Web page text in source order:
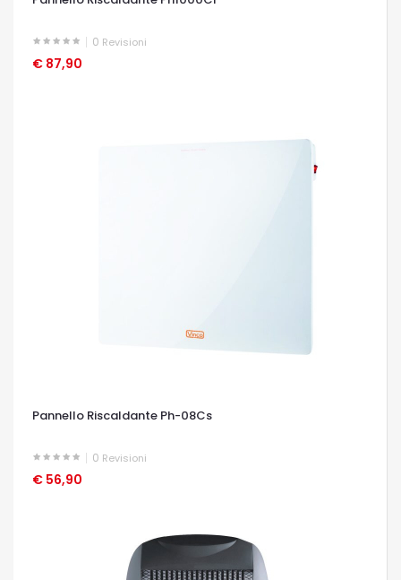
0 Revisioni
€ 87,90
OCCHIATA VELOCE
Pannello Riscaldante Ph-08Cs
0 Revisioni
€ 56,90
OCCHIATA VELOCE